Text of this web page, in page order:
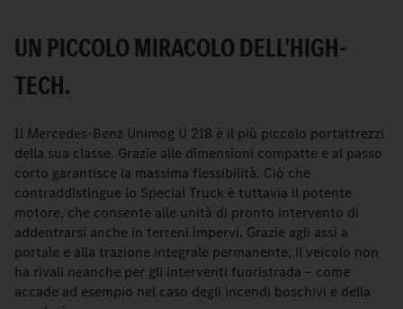
UN PICCOLO MIRACOLO DELL'HIGH-
TECH.
Il Mercedes-Benz Unimog U 218 è il più piccolo portattrezzi
della sua classe. Grazie alle dimensioni compatte e al passo
corto garantisce la massima flessibilità. Ciò che
contraddistingue lo Special Truck è tuttavia il potente
motore, che consente alle unità di pronto intervento di
addentrarsi anche in terreni impervi. Grazie agli assi a
portale e alla trazione integrale permanente, il veicolo non
ha rivali neanche per gli interventi fuoristrada – come
accade ad esempio nel caso degli incendi boschivi e della